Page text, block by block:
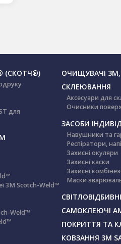
(СКОТЧ®)
для
3M Scotch-Weld™
Weld™
ОЧИЩУВАЧІ
СКЛЕЮВАННЯ
Аксесуари для
Очисники
ЗАСОБИ
Навушники та
Респіратори,
Захисні окуляри
Захисні каски
Захисні
Маски
САМОКЛЕЮЧІ
ПОКРИТТЯ ТА
КОВЗАННЯ 3М